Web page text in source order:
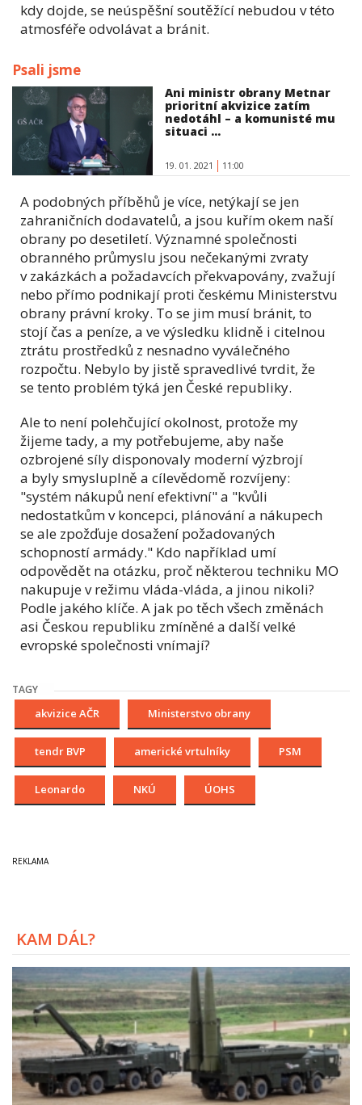
kdy dojde, se neúspěšní soutěžící nebudou v této
atmosféře odvolávat a bránit.
Psali jsme
Ani ministr obrany Metnar
prioritní akvizice zatím
nedotáhl – a komunisté mu
situaci ...
19. 01. 2021 11:00
A podobných příběhů je více, netýkají se jen
zahraničních dodavatelů, a jsou kuřím okem naší
obrany po desetiletí. Významné společnosti
obranného průmyslu jsou nečekanými zvraty
v zakázkách a požadavcích překvapovány, zvažují
nebo přímo podnikají proti českému Ministerstvu
obrany právní kroky. To se jim musí bránit, to
stojí čas a peníze, a ve výsledku klidně i citelnou
ztrátu prostředků z nesnadno vyválečného
rozpočtu. Nebylo by jistě spravedlivé tvrdit, že
se tento problém týká jen České republiky.
Ale to není polehčující okolnost, protože my
žijeme tady, a my potřebujeme, aby naše
ozbrojené síly disponovaly moderní výzbrojí
a byly smysluplně a cílevědomě rozvíjeny:
"systém nákupů není efektivní" a "kvůli
nedostatkům v koncepci, plánování a nákupech
se ale zpožďuje dosažení požadovaných
schopností armády." Kdo například umí
odpovědět na otázku, proč některou techniku MO
nakupuje v režimu vláda-vláda, a jinou nikoli?
Podle jakého klíče. A jak po těch všech změnách
asi Českou republiku zmíněné a další velké
evropské společnosti vnímají?
TAGY
akvizice AČR Ministerstvo obrany
tendr BVP americké vrtulníky PSM
Leonardo NKÚ ÚOHS
KAM DÁL?